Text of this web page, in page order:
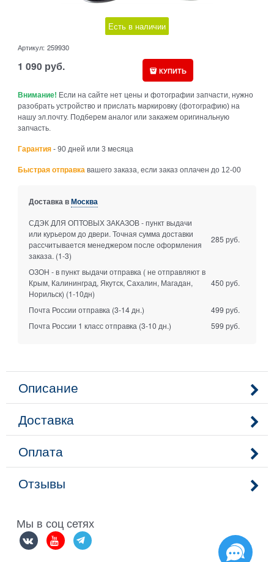
Есть в наличии
Артикул: 259930
1 090 руб. КУПИТЬ
Внимание! Если на сайте нет цены и фотографии запчасти, нужно
разобрать устройство и прислать маркировку (фотографию) на
нашу эл.почту. Подберем аналог или закажем оригинальную
запчасть.
Гарантия - 90 дней или 3 месяца
Быстрая отправка вашего заказа, если заказ оплачен до 12-00
Доставка вМосква
СДЭК ДЛЯ ОПТОВЫХ ЗАКАЗОВ - пункт выдачи
или курьером до двери. Точная сумма доставки
рассчитывается менеджером после оформления
заказа. (1-3)
285 руб.
ОЗОН - в пункт выдачи отправка ( не отправляют в
Крым, Калининград, Якутск, Сахалин, Магадан,
Норильск) (1-10дн)
450 руб.
Почта России отправка (3-14 дн.)
499 руб.
Почта России 1 класс отправка (3-10 дн.) 599 руб.
Описание
Доставка
Оплата
Отзывы
Мы в соц сетях